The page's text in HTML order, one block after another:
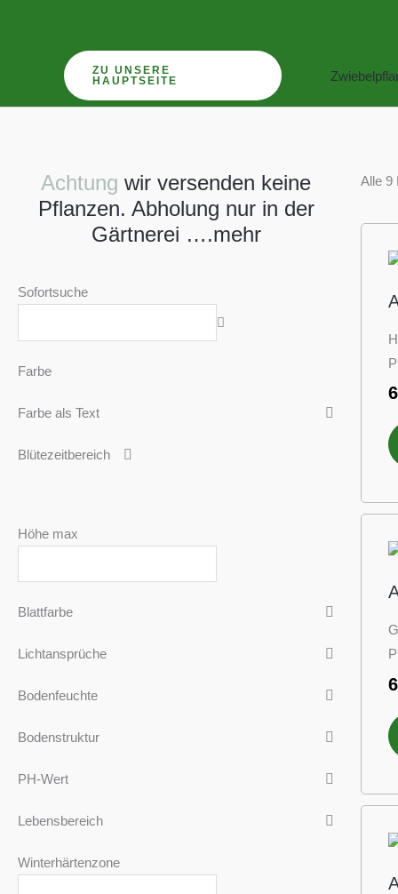
ZU UNSERE
HAUPTSEITE
Achtung wir versenden keine
Pflanzen. Abholung nur in der
Gärtnerei ….mehr
Sofortsuche
Farbe
Farbe als Text
Blütezeitbereich
Höhe max
Blattfarbe
Lichtansprüche
Bodenfeuchte
Bodenstruktur
PH-Wert
Lebensbereich
Winterhärtenzone
Alle 9